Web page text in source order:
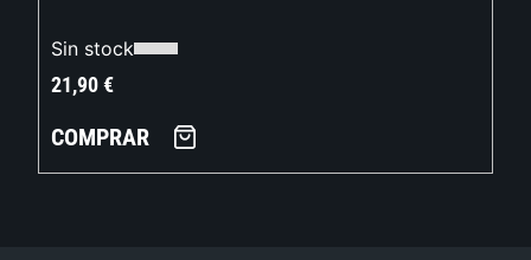
Sin stock
21,90€
COMPRAR